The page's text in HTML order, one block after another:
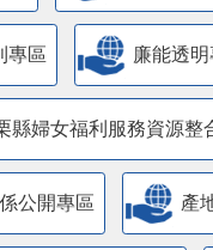
專區 廉能透
縣婦女福利服務資源整
公開專區 產